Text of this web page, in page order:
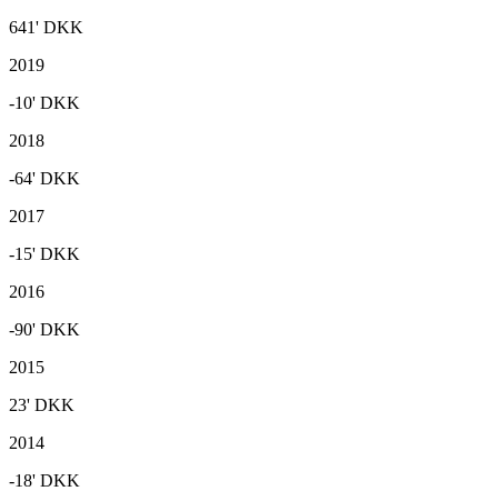
641' DKK
2019
-10' DKK
2018
-64' DKK
2017
-15' DKK
2016
-90' DKK
2015
23' DKK
2014
-18' DKK